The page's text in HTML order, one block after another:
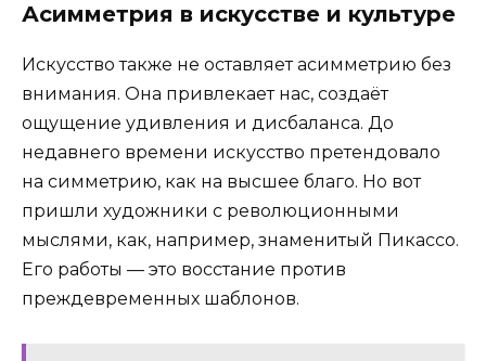
Асимметрия в искусстве и культуре
Искусство также не оставляет асимметрию без
внимания. Она привлекает нас, создаёт
ощущение удивления и дисбаланса. До
недавнего времени искусство претендовало
на симметрию, как на высшее благо. Но вот
пришли художники с революционными
мыслями, как, например, знаменитый Пикассо.
Его работы — это восстание против
преждевременных шаблонов.